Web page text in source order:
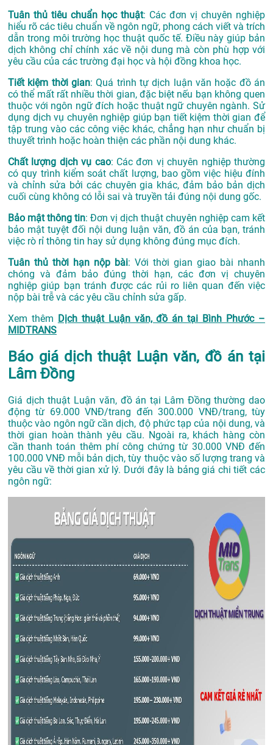
Tuân thủ tiêu chuẩn học thuật: Các đơn vị chuyên nghiệp
hiểu rõ các tiêu chuẩn về ngôn ngữ, phong cách viết và trích
dẫn trong môi trường học thuật quốc tế. Điều này giúp bản
dịch không chỉ chính xác về nội dung mà còn phù hợp với
yêu cầu của các trường đại học và hội đồng khoa học.
Tiết kiệm thời gian: Quá trình tự dịch luận văn hoặc đồ án
có thể mất rất nhiều thời gian, đặc biệt nếu bạn không quen
thuộc với ngôn ngữ đích hoặc thuật ngữ chuyên ngành. Sử
dụng dịch vụ chuyên nghiệp giúp bạn tiết kiệm thời gian để
tập trung vào các công việc khác, chẳng hạn như chuẩn bị
thuyết trình hoặc hoàn thiện các phần nội dung khác.
Chất lượng dịch vụ cao: Các đơn vị chuyên nghiệp thường
có quy trình kiểm soát chất lượng, bao gồm việc hiệu đính
và chỉnh sửa bởi các chuyên gia khác, đảm bảo bản dịch
cuối cùng không có lỗi sai và truyền tải đúng nội dung gốc.
Bảo mật thông tin: Đơn vị dịch thuật chuyên nghiệp cam kết
bảo mật tuyệt đối nội dung luận văn, đồ án của bạn, tránh
việc rò rỉ thông tin hay sử dụng không đúng mục đích.
Tuân thủ thời hạn nộp bài: Với thời gian giao bài nhanh
chóng và đảm bảo đúng thời hạn, các đơn vị chuyên
nghiệp giúp bạn tránh được các rủi ro liên quan đến việc
nộp bài trễ và các yêu cầu chỉnh sửa gấp.
Xem thêm Dịch thuật Luận văn, đồ án tại Bình Phước –
MIDTRANS
Báo giá dịch thuật Luận văn, đồ án tại
Lâm Đồng
Giá dịch thuật Luận văn, đồ án tại Lâm Đồng thường dao
động từ 69.000 VNĐ/trang đến 300.000 VNĐ/trang, tùy
thuộc vào ngôn ngữ cần dịch, độ phức tạp của nội dung, và
thời gian hoàn thành yêu cầu. Ngoài ra, khách hàng còn
cần thanh toán thêm phí công chứng từ 30.000 VNĐ đến
100.000 VNĐ mỗi bản dịch, tùy thuộc vào số lượng trang và
yêu cầu về thời gian xử lý. Dưới đây là bảng giá chi tiết các
ngôn ngữ: